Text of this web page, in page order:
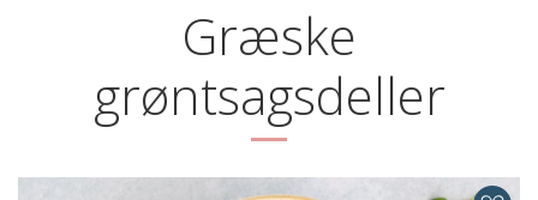
Græske
grøntsagsdeller